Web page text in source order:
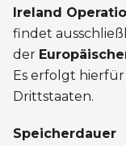
Ireland
findet
der
Es erfolgt
Drittstaaten.
Speicherdauer